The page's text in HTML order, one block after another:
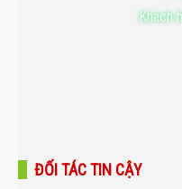
Khách
ĐỐI TÁC TIN CẬY